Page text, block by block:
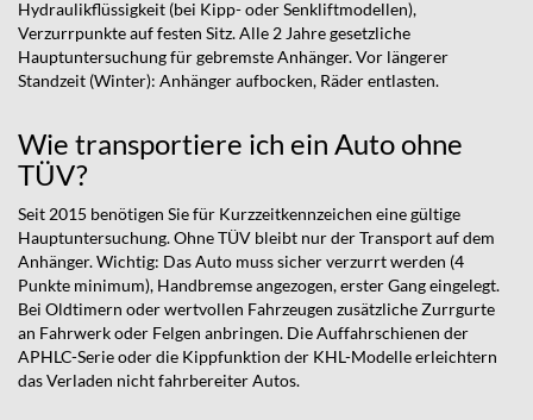
Hydraulikflüssigkeit (bei Kipp- oder Senkliftmodellen),
Verzurrpunkte auf festen Sitz. Alle 2 Jahre gesetzliche
Hauptuntersuchung für gebremste Anhänger. Vor längerer
Standzeit (Winter): Anhänger aufbocken, Räder entlasten.
Wie transportiere ich ein Auto ohne
TÜV?
Seit 2015 benötigen Sie für Kurzzeitkennzeichen eine gültige
Hauptuntersuchung. Ohne TÜV bleibt nur der Transport auf dem
Anhänger. Wichtig: Das Auto muss sicher verzurrt werden (4
Punkte minimum), Handbremse angezogen, erster Gang eingelegt.
Bei Oldtimern oder wertvollen Fahrzeugen zusätzliche Zurrgurte
an Fahrwerk oder Felgen anbringen. Die Auffahrschienen der
APHLC-Serie oder die Kippfunktion der KHL-Modelle erleichtern
das Verladen nicht fahrbereiter Autos.